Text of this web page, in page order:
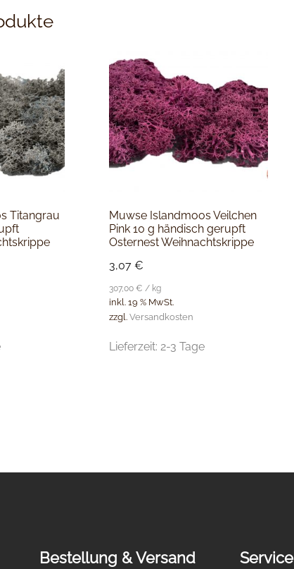
Titangrau
Muwse Islandmoos Veilchen
Pink 10 g händisch gerupft
Osternest Weihnachtskrippe
3,07 €
307,00 € / kg
inkl. 19 % MwSt.
zzgl. Versandkosten
Lieferzeit: 2-3 Tage
Bestellung & Versand Service